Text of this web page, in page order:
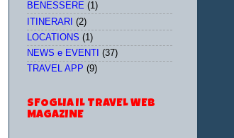
BENESSERE (1)
ITINERARI (2)
LOCATIONS (1)
NEWS e EVENTI
(37)
TRAVEL APP (9)
SFOGLIA IL TRAVEL WEB
MAGAZINE